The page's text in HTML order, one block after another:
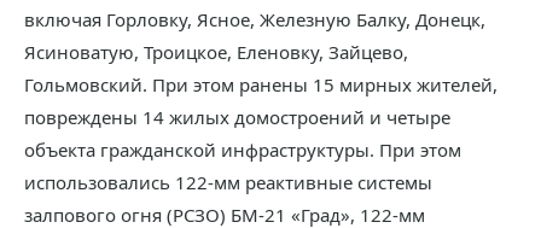
включая Горловку, Ясное, Железную Балку, Донецк,
Ясиноватую, Троицкое, Еленовку, Зайцево,
Гольмовский. При этом ранены 15 мирных жителей,
повреждены 14 жилых домостроений и четыре
объекта гражданской инфраструктуры. При этом
использовались 122-мм реактивные системы
залпового огня (РСЗО) БМ-21 «Град», 122-мм